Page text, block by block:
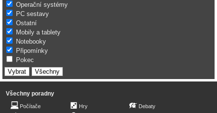
Operační systémy
PC sestavy
Ostatní
Mobily a tablety
Notebooky
Připomínky
Pokec
Všechny poradny
Počítače Hry Debaty